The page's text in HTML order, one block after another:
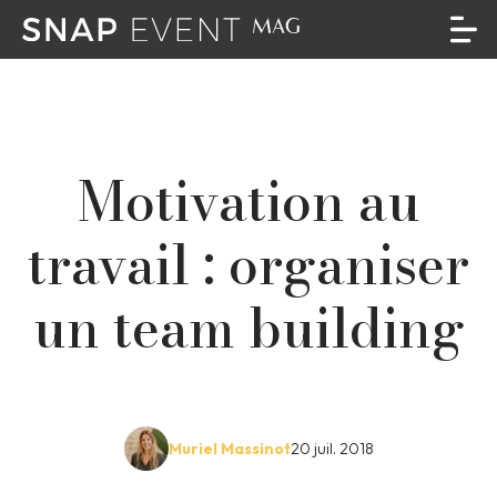
Motivation au
travail : organiser
un team building
20 juil. 2018
Muriel Massinot